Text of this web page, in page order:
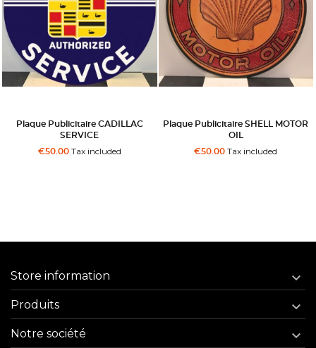
Plaque Publicitaire CADILLAC
SERVICE
€50.00Tax included
Plaque Publicitaire SHELL MOTOR
OIL
€50.00 Tax included
Store information 
Produits 
Notre société 